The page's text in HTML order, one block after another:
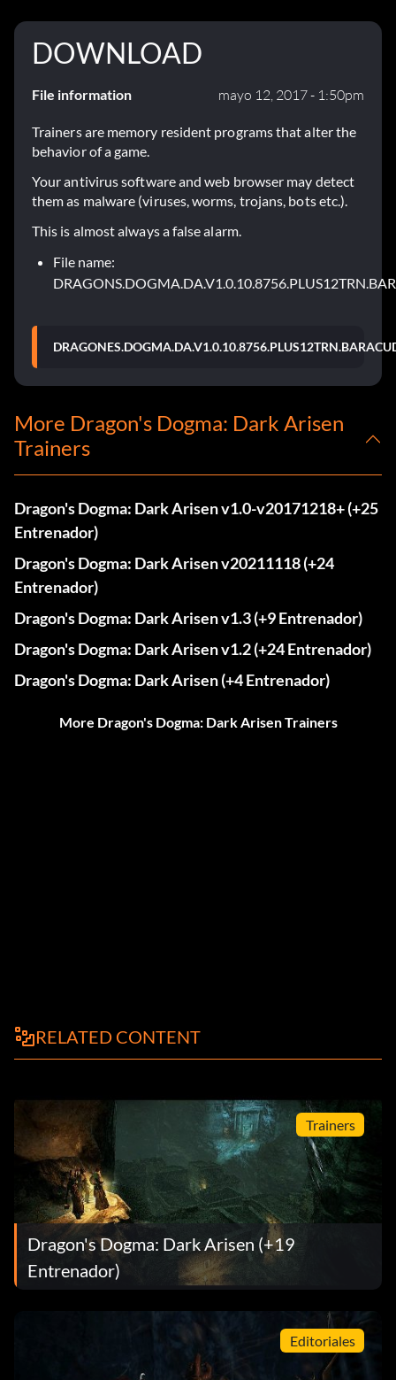
DOWNLOAD
File information mayo 12, 2017 - 1:50pm
Trainers are memory resident programs that alter the
behavior of a game.
Your antivirus software and web browser may detect
them as malware (viruses, worms, trojans, bots etc.).
This is almost always a false alarm.
File name:
More Dragon's Dogma: Dark Arisen
Trainers
Dragon's Dogma: Dark Arisen v1.0-v20171218+ (+25
Entrenador)
Dragon's Dogma: Dark Arisen v20211118 (+24
Entrenador)
Dragon's Dogma: Dark Arisen v1.3 (+9 Entrenador)
Dragon's Dogma: Dark Arisen v1.2 (+24 Entrenador)
Dragon's Dogma: Dark Arisen (+4 Entrenador)
More Dragon's Dogma: Dark Arisen Trainers
RELATED CONTENT
Trainers
Dragon's Dogma: Dark Arisen (+19
Entrenador)
Editoriales